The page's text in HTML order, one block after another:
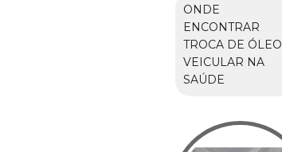
ONDE
ENCONTRAR
TROCA DE ÓLEO
VEICULAR NA
SAÚDE